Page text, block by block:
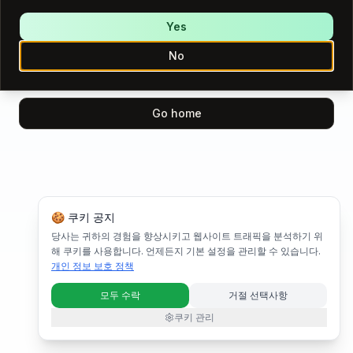
Please try again.
Try again
Go home
🍪 쿠키 공지
당사는 귀하의 경험을 향상시키고 웹사이트 트래픽을 분석하기 위
해 쿠키를 사용합니다. 언제든지 기본 설정을 관리할 수 있습니다.
개인 정보 보호 정책
모두 수락
거절 선택사항
쿠키 관리
No
Yes